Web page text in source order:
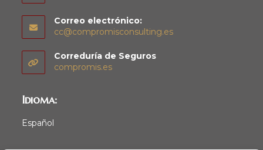
Correo electrónico:
cc@compromisconsulting.es
Correduría de Seguros
compromis.es
Idioma:
Español